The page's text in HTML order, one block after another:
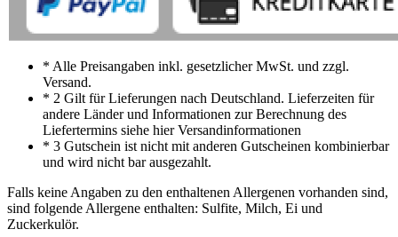
* Alle Preisangaben inkl. gesetzlicher MwSt. und zzgl.
Versand.
* 2 Gilt für Lieferungen nach Deutschland. Lieferzeiten für
andere Länder und Informationen zur Berechnung des
Liefertermins siehe hier Versandinformationen
* 3 Gutschein ist nicht mit anderen Gutscheinen kombinierbar
und wird nicht bar ausgezahlt.
Falls keine Angaben zu den enthaltenen Allergenen vorhanden sind,
sind folgende Allergene enthalten: Sulfite, Milch, Ei und
Zuckerkulör.